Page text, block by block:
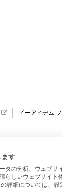
イーアイデム
用について
ます
タの分析、ウェブサ
らしいウェブサイト
詳細については、設